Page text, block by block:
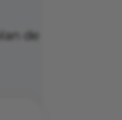
de